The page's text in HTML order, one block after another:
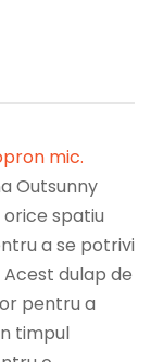
mic.
Outsunny
spatiu
a se potrivi
dulap de
pentru a
timpul